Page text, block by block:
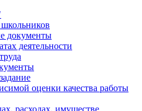
школьников
документы
деятельности
оценки качества работы
расходах, имуществе